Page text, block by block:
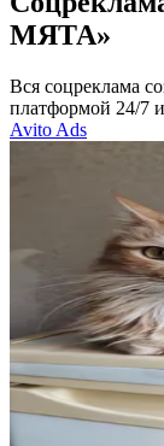
МЯТА»
Вся соцреклама
платформой 24/7
Avito Ads